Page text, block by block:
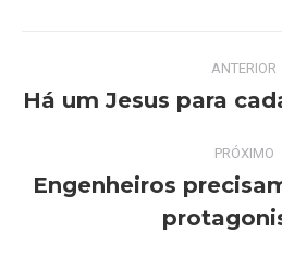
Navegação
de
ANTERIOR
Post
Há um Jesus para
PRÓXIMO
post:
Engenheiros